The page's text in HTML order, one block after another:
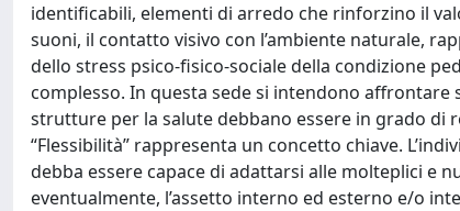
identificabili, elementi di arredo che rinforzino il
suoni, il contatto visivo con l’ambiente naturale,
dello stress psico-fisico-sociale della condizione
complesso. In questa sede si intendono
strutture per la salute debbano essere in grado di
“Flessibilità” rappresenta un concetto chiave.
debba essere capace di adattarsi alle molteplici e
eventualmente, l’assetto interno ed esterno e/o